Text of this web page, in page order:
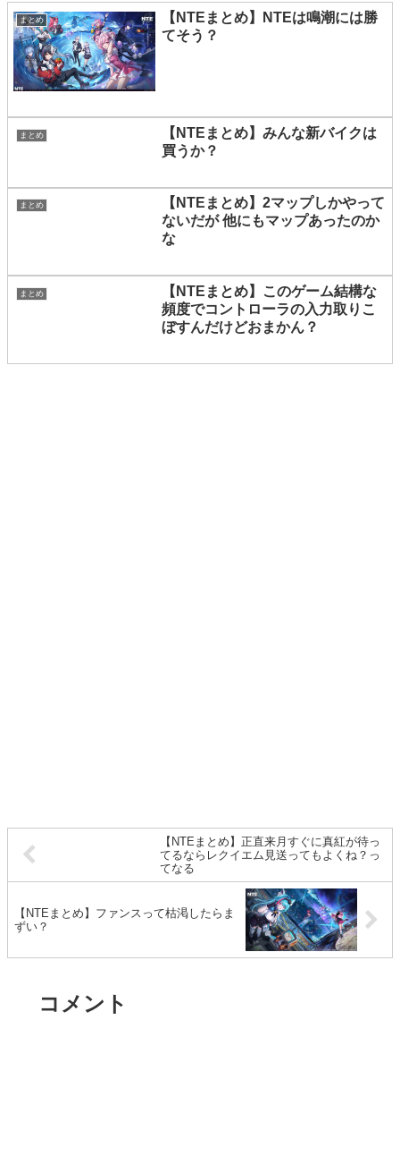
まとめ
【NTEまとめ】NTEは鳴潮には勝
てそう？
まとめ
【NTEまとめ】みんな新バイクは
買うか？
まとめ
【NTEまとめ】2マップしかやって
ないだが 他にもマップあったのか
な
まとめ
【NTEまとめ】このゲーム結構な
頻度でコントローラの入力取りこ
ぼすんだけどおまかん？
【NTEまとめ】正直来月すぐに真紅が待っ
てるならレクイエム見送ってもよくね？っ
てなる
【NTEまとめ】ファンスって枯渇したらま
ずい？
コメント